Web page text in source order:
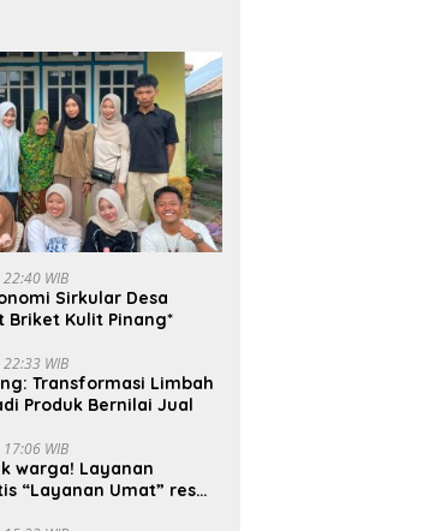
WIB
Sirkular Desa
Briket Kulit Pinang*
WIB
Transformasi Limbah
Produk Bernilai Jual
WIB
warga! Layanan
“Layanan Umat” resmi